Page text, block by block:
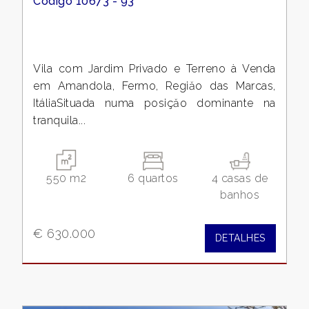
Vila com Jardim Privado e Terreno à Venda
em Amandola, Fermo, Regiăo das Marcas,
ItáliaSituada numa posiçăo dominante na
tranquila...
550 m2 6 quartos
4 casas de
banhos
€ 630.000 DETALHES
mínimos